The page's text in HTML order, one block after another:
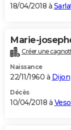
18/04/2018 à
Marie-
Créer une
Naissance
22/11/1960 à Dijon
Décès
10/04/2018 à